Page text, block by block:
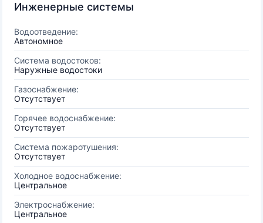
Инженерные системы
Водоотведение:
Автономное
Система водостоков:
Наружные водостоки
Газоснабжение:
Отсутствует
Горячее водоснабжение:
Отсутствует
Система пожаротушения:
Отсутствует
Холодное водоснабжение:
Центральное
Электроснабжение:
Центральное